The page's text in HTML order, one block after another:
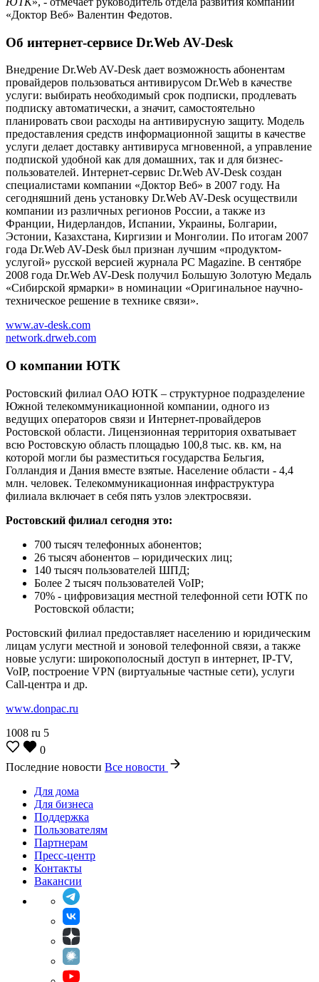
«Доктор Веб» Валентин Федотов.
Об интернет-сервисе Dr.Web AV-Desk
Внедрение Dr.Web AV-Desk дает возможность абонентам
провайдеров пользоваться антивирусом Dr.Web в качестве
услуги: выбирать необходимый срок подписки, продлевать
подписку автоматически, а значит, самостоятельно
планировать свои расходы на антивирусную защиту. Модель
предоставления средств информационной защиты в качестве
услуги делает доставку антивируса мгновенной, а управление
подпиской удобной как для домашних, так и для бизнес-
пользователей. Интернет-сервис Dr.Web AV-Desk создан
специалистами компании «Доктор Веб» в 2007 году. На
сегодняшний день установку Dr.Web AV-Desk осуществили
компании из различных регионов России, а также из
Франции, Нидерландов, Испании, Украины, Болгарии,
Эстонии, Казахстана, Киргизии и Монголии. По итогам 2007
года Dr.Web AV-Desk был признан лучшим «продуктом-
услугой» русской версией журнала PC Magazine. В сентябре
2008 года Dr.Web AV-Desk получил Большую Золотую Медаль
«Сибирской ярмарки» в номинации «Оригинальное научно-
техническое решение в технике связи».
www.av-desk.com
network.drweb.com
О компании ЮТК
Ростовский филиал ОАО ЮТК – структурное подразделение
Южной телекоммуникационной компании, одного из
ведущих операторов связи и Интернет-провайдеров
Ростовской области. Лицензионная территория охватывает
всю Ростовскую область площадью 100,8 тыс. кв. км, на
которой могли бы разместиться государства Бельгия,
Голландия и Дания вместе взятые. Население области - 4,4
млн. человек. Телекоммуникационная инфраструктура
филиала включает в себя пять узлов электросвязи.
Ростовский филиал сегодня это:
700 тысяч телефонных абонентов;
26 тысяч абонентов – юридических лиц;
140 тысяч пользователей ШПД;
Более 2 тысяч пользователей VoIP;
70% - цифровизация местной телефонной сети ЮТК по
Ростовской области;
Ростовский филиал предоставляет населению и юридическим
лицам услуги местной и зоновой телефонной связи, а также
новые услуги: широкополосный доступ в интернет, IP-TV,
VoIP, построение VPN (виртуальные частные сети), услуги
Call-центра и др.
www.donpac.ru
1008 ru 5
0
Последние новости Все новости
Для дома
Для бизнеса
Поддержка
Пользователям
Партнерам
Пресс-центр
Контакты
Вакансии